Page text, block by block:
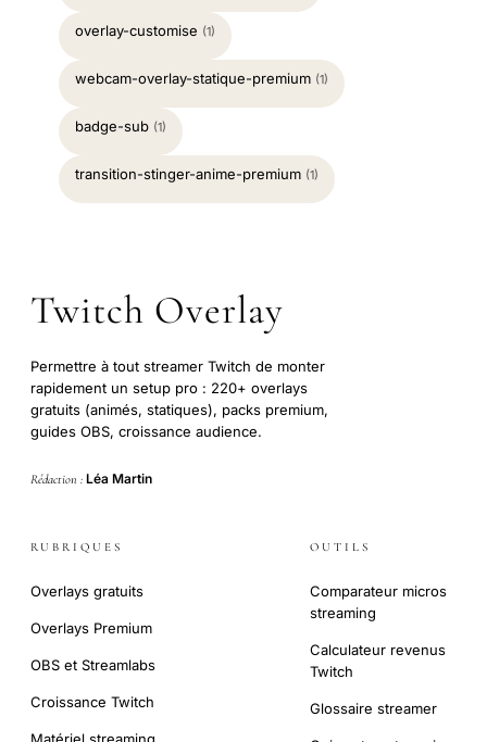
overlay-customise (1)
webcam-overlay-statique-premium (1)
badge-sub (1)
transition-stinger-anime-premium (1)
Twitch Overlay
Permettre à tout streamer Twitch de monter
rapidement un setup pro : 220+ overlays
gratuits (animés, statiques), packs premium,
guides OBS, croissance audience.
Rédaction : Léa Martin
RUBRIQUES
Overlays gratuits
Overlays Premium
OBS et Streamlabs
Croissance Twitch
Matériel streaming
OUTILS
Comparateur micros
streaming
Calculateur revenus
Twitch
Glossaire streamer